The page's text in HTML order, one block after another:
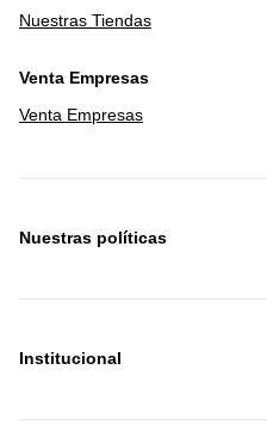
Nuestras Tiendas
Venta Empresas
Venta Empresas
Nuestras políticas
Institucional